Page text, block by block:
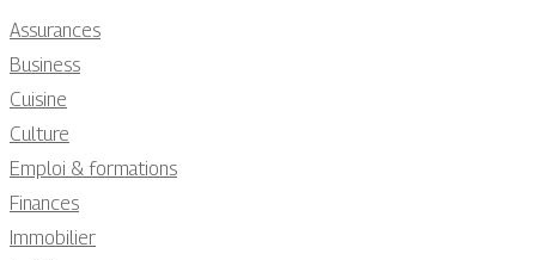
Assurances
Business
Cuisine
Culture
Emploi & formations
Finances
Immobilier